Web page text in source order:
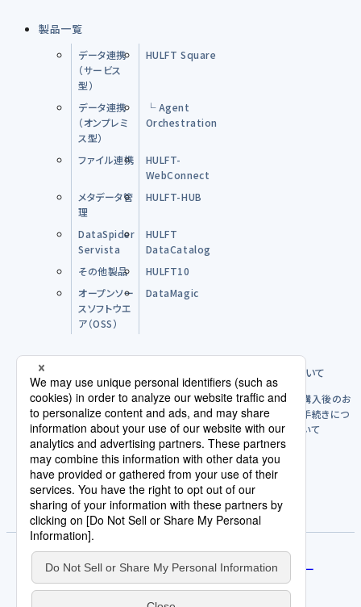
製品一覧
データ連携
（サービス
型）
HULFT Square
データ連携
（オンプレミ
ス型）
└ Agent
Orchestration
ファイル連携
HULFT-
WebConnect
メタデータ管
理
HULFT-HUB
DataSpider
Servista
HULFT
DataCatalog
その他製品
HULFT10
オープンソー
スソフトウエ
ア（OSS）
DataMagic
購入前のFAQ 製品のご購入方法について
購入後につ
いて
購入後のお
手続きにつ
いて
パートナー
ライセンスポリシー
使用許諾契約/利用規約
評価版を試す
サービス規約免責事項人権方針契約発注取引規約
個人情報の取扱いについてプライバシーポリシーサイトポリシー
CookieポリシーAI倫理原則
カスタマーハラスメントに関する当社の考え方